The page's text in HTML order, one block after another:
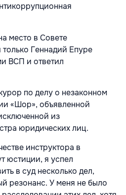
место в Совете
Геннадий Епуре
ВСП и ответил
по делу о незаконном
«Шор», объявленной
из
юридических лиц.
инструктора в
юстиции, я успел
в суд несколько дел,
резонанс. У меня не было